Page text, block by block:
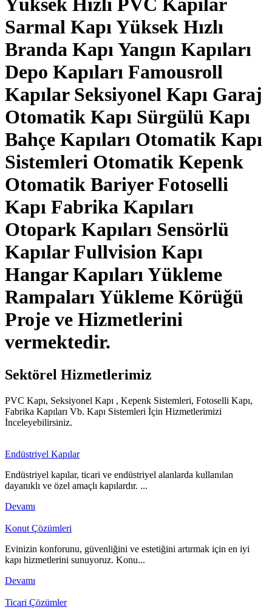
Sarmal Kapı Yüksek Hızlı
Branda Kapı Yangın Kapıları
Depo Kapıları Famousroll
Kapılar Seksiyonel Kapı Garaj
Otomatik Kapı Sürgülü Kapı
Bahçe Kapıları Otomatik Kapı
Sistemleri Otomatik Kepenk
Otomatik BariyerFotoselli
Kapı Fabrika Kapıları
Otopark Kapıları Sensörlü
KapılarFullvision Kapı
Hangar Kapıları Yükleme
Rampaları Yükleme Körüğü
Proje ve Hizmetlerini
vermektedir.
Sektörel Hizmetlerimiz
PVC Kapı, Seksiyonel Kapı , Kepenk Sistemleri, Fotoselli Kapı,
Fabrika Kapıları Vb. Kapı Sistemleri İçin Hizmetlerimizi
İnceleyebilirsiniz.
Endüstriyel Kapılar
Endüstriyel kapılar, ticari ve endüstriyel alanlarda kullanılan
dayanıklı ve özel amaçlı kapılardır. ...
Devamı
Konut Çözümleri
Evinizin konforunu, güvenliğini ve estetiğini artırmak için en iyi
kapı hizmetlerini sunuyoruz. Konu...
Devamı
Ticari Çözümler